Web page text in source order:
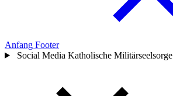
Anfang Footer
Social Media Katholische Militärseelsorge